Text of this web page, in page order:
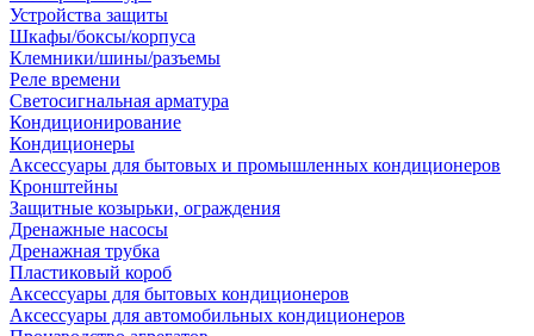
Устройства защиты
Шкафы/боксы/корпуса
Клемники/шины/разъемы
Реле времени
Светосигнальная арматура
Кондиционирование
Кондиционеры
Аксессуары для бытовых и промышленных кондиционеров
Кронштейны
Защитные козырьки, ограждения
Дренажные насосы
Дренажная трубка
Пластиковый короб
Аксессуары для бытовых кондиционеров
Аксессуары для автомобильных кондиционеров